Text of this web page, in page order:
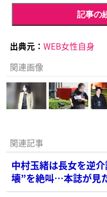
記事の
出典元： WEB女性自身
関連画像
関連記事
中村玉緒は長女を逆
壊”を絶叫…本誌が見